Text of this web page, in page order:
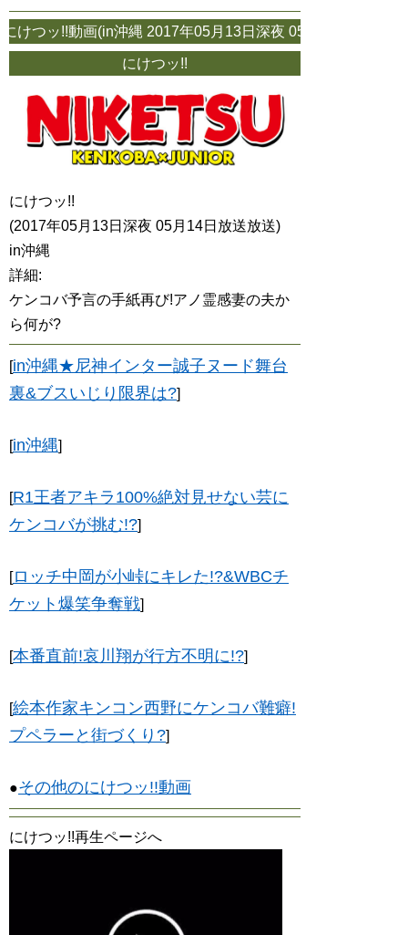
つッ!!動画(in沖縄 2017年05月13日深夜 05月14日放送放送
にけつッ!!
にけつッ!!
(2017年05月13日深夜 05月14日放送放送)
in沖縄
詳細:
ケンコバ予言の手紙再び!アノ霊感妻の夫か
ら何が?
[in沖縄★尼神インター誠子ヌード舞台
裏&ブスいじり限界は?]
[in沖縄]
[R1王者アキラ100%絶対見せない芸に
ケンコバが挑む!?]
[ロッチ中岡が小峠にキレた!?&WBCチ
ケット爆笑争奪戦]
[本番直前!哀川翔が行方不明に!?]
[絵本作家キンコン西野にケンコバ難癖!
プペラーと街づくり?]
●その他のにけつッ!!動画
にけつッ!!再生ページへ